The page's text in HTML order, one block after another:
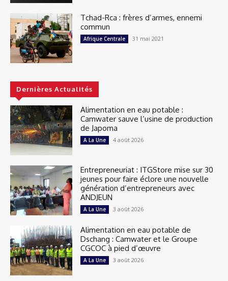
Tchad-Rca : frères d’armes, ennemi
commun
Afrique Centrale 31 mai 2021
Dernières Actualités
Alimentation en eau potable :
Camwater sauve l’usine de production
de Japoma
A La Une 4 août 2026
Entrepreneuriat : ITGStore mise sur 30
jeunes pour faire éclore une nouvelle
génération d’entrepreneurs avec
ANDJEUN
A La Une 3 août 2026
Alimentation en eau potable de
Dschang : Camwater et le Groupe
CGCOC à pied d’œuvre
A La Une 3 août 2026